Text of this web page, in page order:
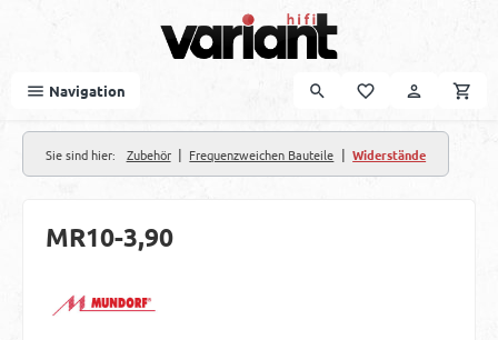
Navigation
Sie sind hier: Zubehör | Frequenzweichen Bauteile | Widerstände
MR10-3,90